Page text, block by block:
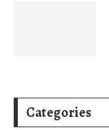
Categories